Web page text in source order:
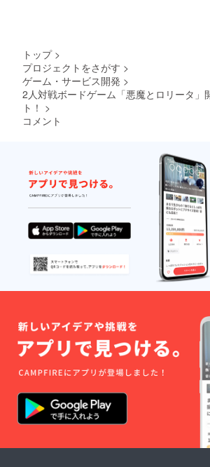
トップ >
プロジェクトをさがす >
ゲーム・サービス開発 >
2人対戦ボードゲーム「悪魔とロリータ」
ト！ >
コメント